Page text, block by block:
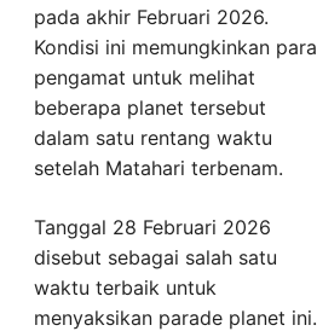
pada akhir Februari 2026.
Kondisi ini memungkinkan para
pengamat untuk melihat
beberapa planet tersebut
dalam satu rentang waktu
setelah Matahari terbenam.
Tanggal 28 Februari 2026
disebut sebagai salah satu
waktu terbaik untuk
menyaksikan parade planet ini.